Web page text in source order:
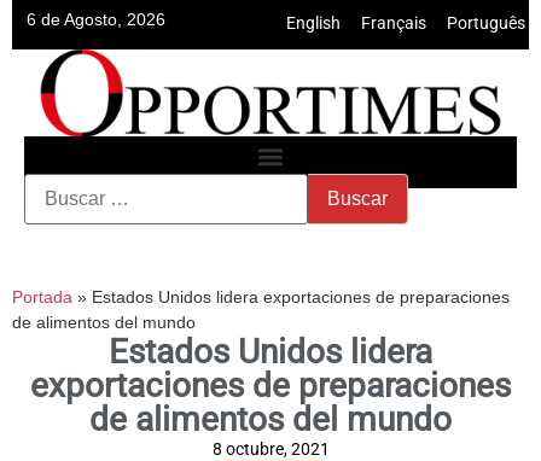
6 de Agosto, 2026 English Français Português
Portada » Estados Unidos lidera exportaciones de preparaciones
de alimentos del mundo
Estados Unidos lidera
exportaciones de preparaciones
de alimentos del mundo
8 octubre, 2021